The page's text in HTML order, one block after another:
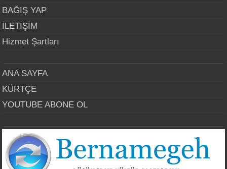
BAĞIŞ YAP
İLETİŞİM
Hizmet Şartları
ANA SAYFA
KÜRTÇE
YOUTUBE ABONE OL